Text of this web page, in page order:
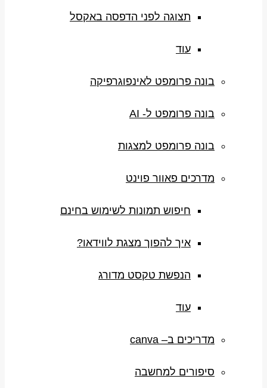
תצוגה לפני הדפסה באקסל
עוד
בונה פרומפט לאינפוגרפיקה
בונה פרומפט ל- AI
בונה פרומפט למצגות
מדרכים פאוור פוינט
חיפוש תמונות לשימוש בחינם
איך להפוך מצגת לווידאו?
הנפשת טקסט מדורג
עוד
מדריכים ב– canva
סיפורים למחשבה